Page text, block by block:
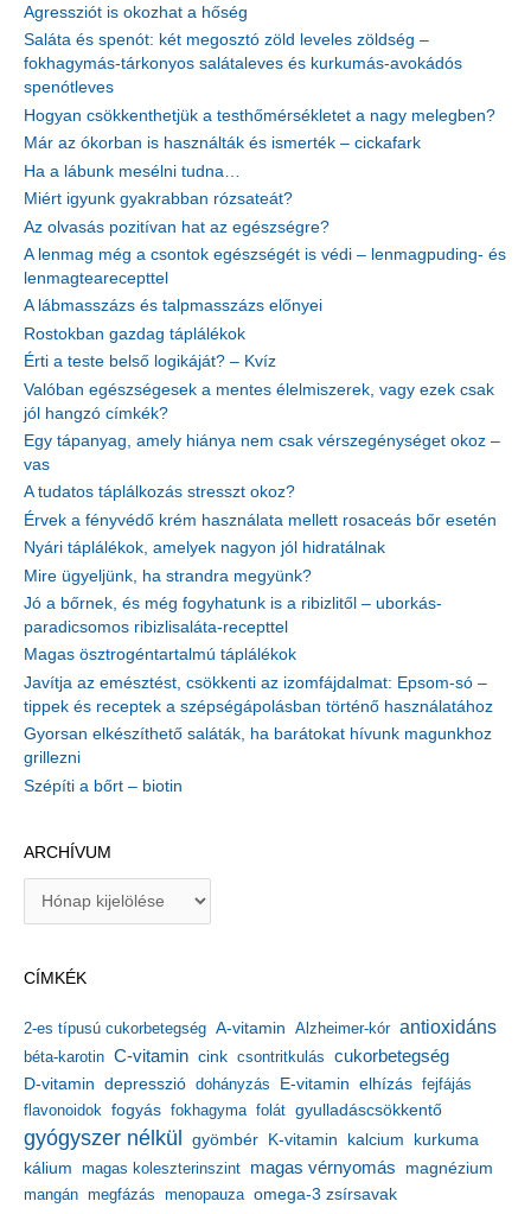
Agressziót is okozhat a hőség
Saláta és spenót: két megosztó zöld leveles zöldség –
fokhagymás-tárkonyos salátaleves és kurkumás-avokádós
spenótleves
Hogyan csökkenthetjük a testhőmérsékletet a nagy melegben?
Már az ókorban is használták és ismerték – cickafark
Ha a lábunk mesélni tudna…
Miért igyunk gyakrabban rózsateát?
Az olvasás pozitívan hat az egészségre?
A lenmag még a csontok egészségét is védi – lenmagpuding- és
lenmagtearecepttel
A lábmasszázs és talpmasszázs előnyei
Rostokban gazdag táplálékok
Érti a teste belső logikáját? – Kvíz
Valóban egészségesek a mentes élelmiszerek, vagy ezek csak
jól hangzó címkék?
Egy tápanyag, amely hiánya nem csak vérszegénységet okoz –
vas
A tudatos táplálkozás stresszt okoz?
Érvek a fényvédő krém használata mellett rosaceás bőr esetén
Nyári táplálékok, amelyek nagyon jól hidratálnak
Mire ügyeljünk, ha strandra megyünk?
Jó a bőrnek, és még fogyhatunk is a ribizlitől – uborkás-
paradicsomos ribizlisaláta-recepttel
Magas ösztrogéntartalmú táplálékok
Javítja az emésztést, csökkenti az izomfájdalmat: Epsom-só –
tippek és receptek a szépségápolásban történő használatához
Gyorsan elkészíthető saláták, ha barátokat hívunk magunkhoz
grillezni
Szépíti a bőrt – biotin
ARCHÍVUM
í
u
m
CÍMKÉK
2-es típusú cukorbetegség A-vitamin Alzheimer-kór antioxidáns
béta-karotin C-vitamin cink csontritkulás cukorbetegség
D-vitamin depresszió dohányzás E-vitamin elhízás fejfájás
flavonoidok fogyás fokhagyma folát gyulladáscsökkentő
gyógyszer nélkül gyömbér K-vitamin kalcium kurkuma
kálium magas koleszterinszint magas vérnyomás magnézium
mangán megfázás menopauza omega-3 zsírsavak